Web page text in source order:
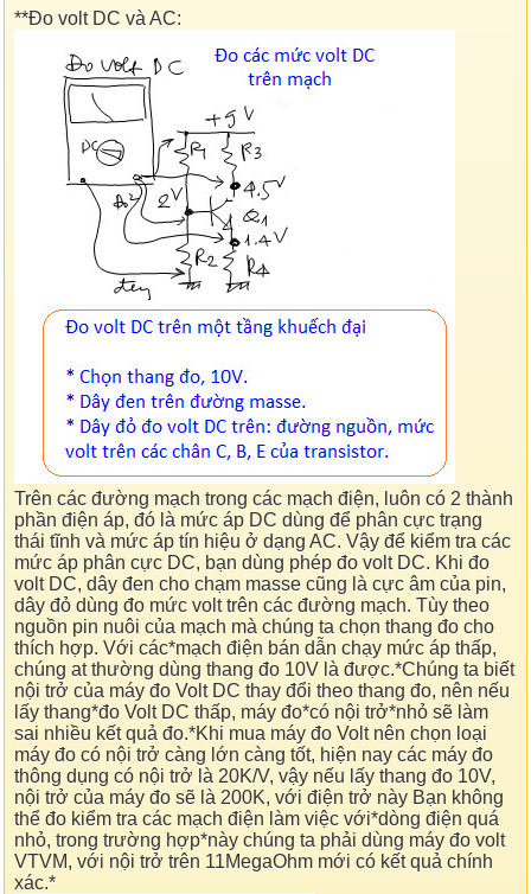
**Đo volt DC và AC:
Trên các đường mạch trong các mạch điện, luôn có 2 thành
phần điện áp, đó là mức áp DC dùng để phân cực trạng
thái tĩnh và mức áp tín hiệu ở dạng AC. Vậy để kiểm tra các
mức áp phân cực DC, bạn dùng phép đo volt DC. Khi đo
volt DC, dây đen cho chạm masse cũng là cực âm của pin,
dây đỏ dùng đo mức volt trên các đường mạch. Tùy theo
nguồn pin nuôi của mạch mà chúng ta chọn thang đo cho
thích hợp. Với các*mạch điện bán dẫn chạy mức áp thấp,
chúng at thường dùng thang đo 10V là được.*Chúng ta biết
nội trở của máy đo Volt DC thay đổi theo thang đo, nên nếu
lấy thang*đo Volt DC thấp, máy đo*có nội trở*nhỏ sẽ làm
sai nhiều kết quả đo.*Khi mua máy đo Volt nên chọn loại
máy đo có nội trở càng lớn càng tốt, hiện nay các máy đo
thông dụng có nội trở là 20K/V, vậy nếu lấy thang đo 10V,
nội trở của máy đo sẽ là 200K, với điện trở này Bạn không
thể đo kiểm tra các mạch điện làm việc với*dòng điện quá
nhỏ, trong trường hợp*này chúng ta phải dùng máy đo volt
VTVM, với nội trở trên 11MegaOhm mới có kết quả chính
xác.*